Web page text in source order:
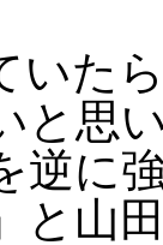
た
と思
逆に
と山